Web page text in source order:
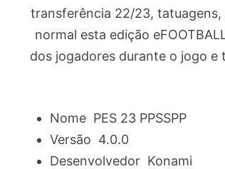
transferência 22/23,
normal esta edição
dos jogadores durante o jogo e
Nome PES 23 PPSSPP
Versão 4.0.0
Desenvolvedor Konami